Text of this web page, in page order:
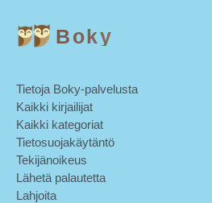
Boky
Tietoja Boky-palvelusta
Kaikki kirjailijat
Kaikki kategoriat
Tietosuojakäytäntö
Tekijänoikeus
Lähetä palautetta
Lahjoita